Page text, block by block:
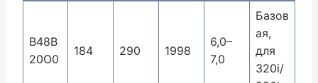
B48B
20O0
184 290 1998
6,0–
7,0
Базов
ая,
для
320i/